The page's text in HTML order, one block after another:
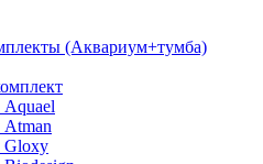
(Аквариум+тумба)
Gloxy